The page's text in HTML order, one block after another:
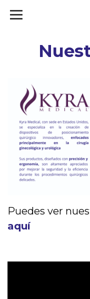
Puedes ver
aquí